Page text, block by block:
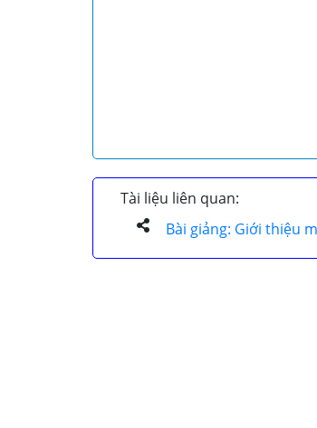
Tài liệu liên quan:
Bài giảng: Giới thiệu